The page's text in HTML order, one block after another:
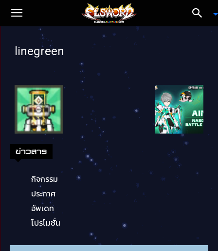
linegreen
ข่าวสาร
กิจกรรม
ประกาศ
อัพเดท
โปรโมชั่น